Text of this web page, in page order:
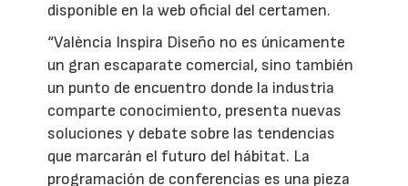
disponible en la web oficial del certamen.
“València Inspira Diseño no es únicamente
un gran escaparate comercial, sino también
un punto de encuentro donde la industria
comparte conocimiento, presenta nuevas
soluciones y debate sobre las tendencias
que marcarán el futuro del hábitat. La
programación de conferencias es una pieza